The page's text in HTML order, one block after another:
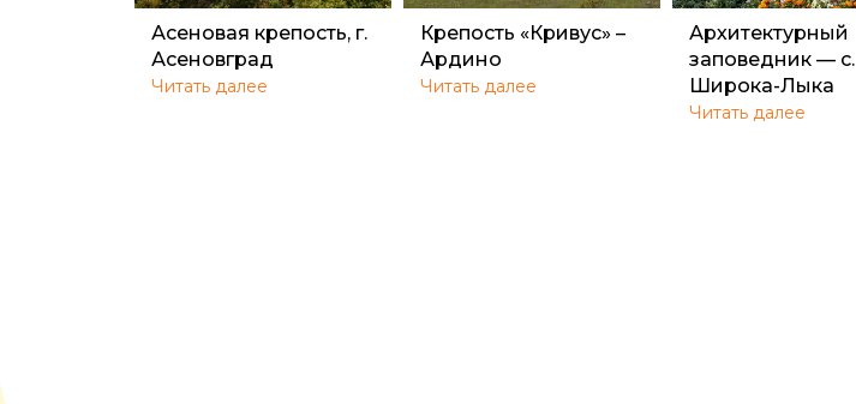
Асеновая крепость, г.
Асеновград
Читать далее
Крепость «Кривус» –
Ардино
Читать далее
Архитектурный
заповедник — с.
Широка-Лыка
Читать далее